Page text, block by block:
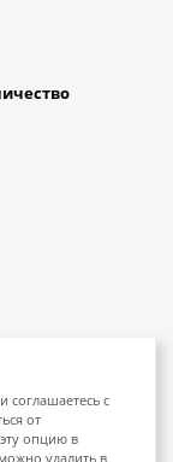
соглашаетесь с
от
опцию в
удалить в